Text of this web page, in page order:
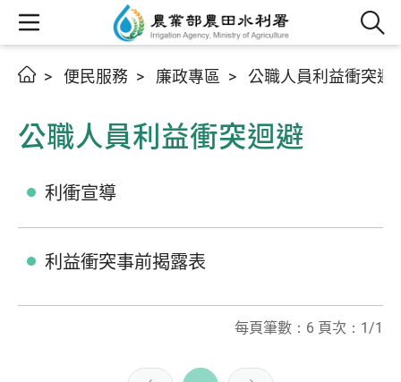
便民服務 廉政專區 公職人員利益衝突迴
公職人員利益衝突迴避
利衝宣導
利益衝突事前揭露表
每頁筆數：6 頁次：1/1